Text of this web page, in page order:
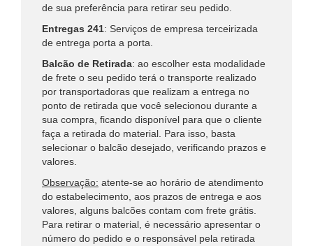
de sua preferência para retirar seu pedido.
Entregas 241: Serviços de empresa terceirizada
de entrega porta a porta.
Balcão de Retirada: ao escolher esta modalidade
de frete o seu pedido terá o transporte realizado
por transportadoras que realizam a entrega no
ponto de retirada que você selecionou durante a
sua compra, ficando disponível para que o cliente
faça a retirada do material. Para isso, basta
selecionar o balcão desejado, verificando prazos e
valores.
Observação: atente-se ao horário de atendimento
do estabelecimento, aos prazos de entrega e aos
valores, alguns balcões contam com frete grátis.
Para retirar o material, é necessário apresentar o
número do pedido e o responsável pela retirada